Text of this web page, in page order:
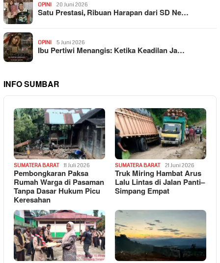
OPINI 20 Juni 2026
Satu Prestasi, Ribuan Harapan dari SD Ne…
OPINI 5 Juni 2026
Ibu Pertiwi Menangis: Ketika Keadilan Ja…
INFO SUMBAR
SUMATERA BARAT 11 Juli 2026
Pembongkaran Paksa
Rumah Warga di Pasaman
Tanpa Dasar Hukum Picu
Keresahan
SUMATERA BARAT 21 Juni 2026
Truk Miring Hambat Arus
Lalu Lintas di Jalan Panti–
Simpang Empat